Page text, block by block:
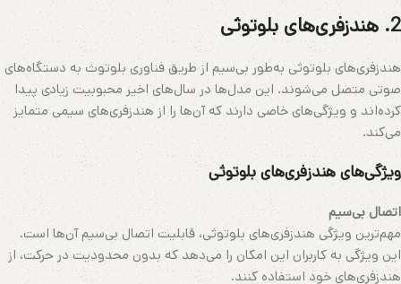
2. هندزفری‌های بلوتوثی
هندزفری‌های بلوتوثی به‌طور بی‌سیم از طریق فناوری بلوتوث به دستگاه‌های
صوتی متصل می‌شوند. این مدل‌ها در سال‌های اخیر محبوبیت زیادی پیدا
کرده‌اند و ویژگی‌های خاصی دارند که آن‌ها را از هندزفری‌های سیمی متمایز
می‌کند.
ویژگی‌های هندزفری‌های بلوتوثی
اتصال بی‌سیم
مهم‌ترین ویژگی هندزفری‌های بلوتوثی، قابلیت اتصال بی‌سیم آن‌ها است.
این ویژگی به کاربران این امکان را می‌دهد که بدون محدودیت در حرکت، از
هندزفری‌های خود استفاده کنند.